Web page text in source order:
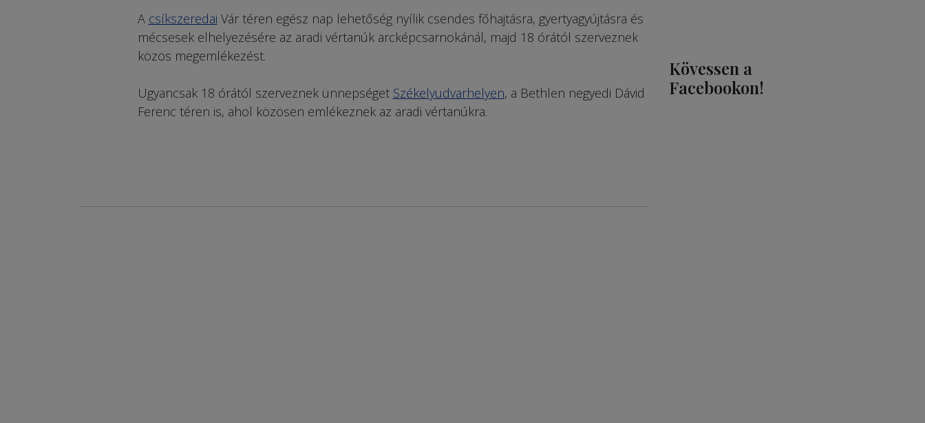
A csíkszeredai Vár téren egész nap lehetőség nyílik csendes főhajtásra, gyertyagyújtásra és
mécsesek elhelyezésére az aradi vértanúk arcképcsarnokánál, majd 18 órától szerveznek
közös megemlékezést.
Ugyancsak 18 órától szerveznek ünnepséget Székelyudvarhelyen, a Bethlen negyedi Dávid
Ferenc téren is, ahol közösen emlékeznek az aradi vértanúkra.
Kövessen a
Facebookon!